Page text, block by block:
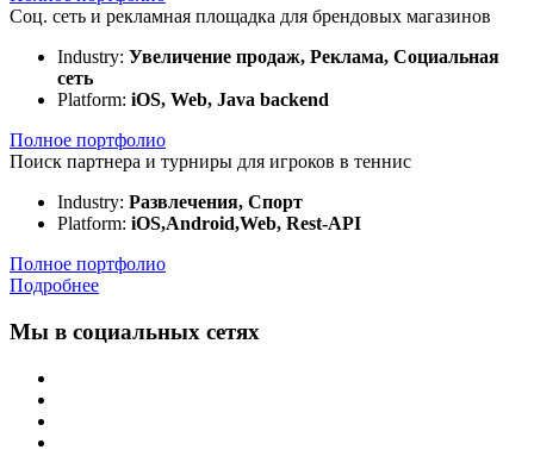
Соц. сеть и рекламная площадка для брендовых магазинов
Industry: Увеличение продаж, Реклама, Социальная
сеть
Platform: iOS, Web, Java backend
Полное портфолио
Поиск партнера и турниры для игроков в теннис
Industry: Развлечения, Спорт
Platform: iOS,Android,Web, Rest-API
Полное портфолио
Подробнее
Мы в социальных сетях